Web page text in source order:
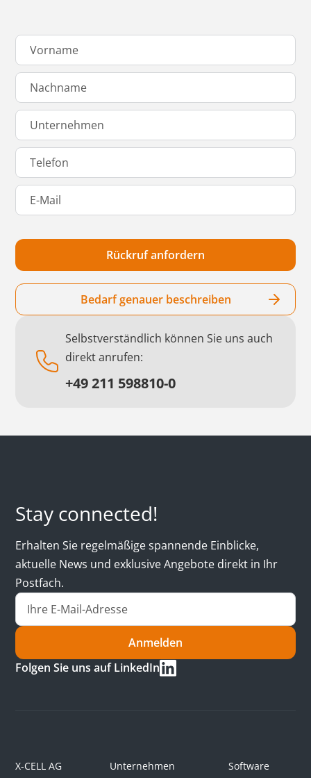
Bedarf genauer beschreiben
Selbstverständlich können Sie uns auch
direkt anrufen:
+49 211 598810-0
Stay connected!
Erhalten Sie regelmäßige spannende Einblicke,
aktuelle News und exklusive Angebote direkt in Ihr
Postfach.
Anmelden
Folgen Sie uns auf LinkedIn
X-CELL AG
Unternehmen Software